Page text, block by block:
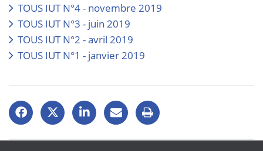
TOUS IUT N°4 - novembre 2019
TOUS IUT N°3 - juin 2019
TOUS IUT N°2 - avril 2019
TOUS IUT N°1 - janvier 2019